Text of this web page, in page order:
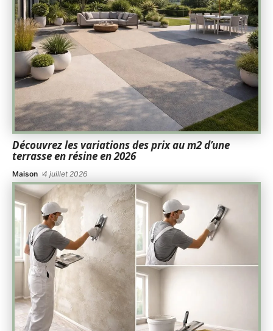
Découvrez les variations des prix au m2 d’une
terrasse en résine en 2026
Maison 4 juillet 2026